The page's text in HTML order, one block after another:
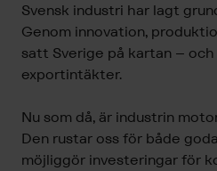
Svensk industri har lagt
Genom innovation,
satt Sverige på kartan –
exportintäkter.
Nu som då, är industrin
Den rustar oss för både
möjliggör investeringar för